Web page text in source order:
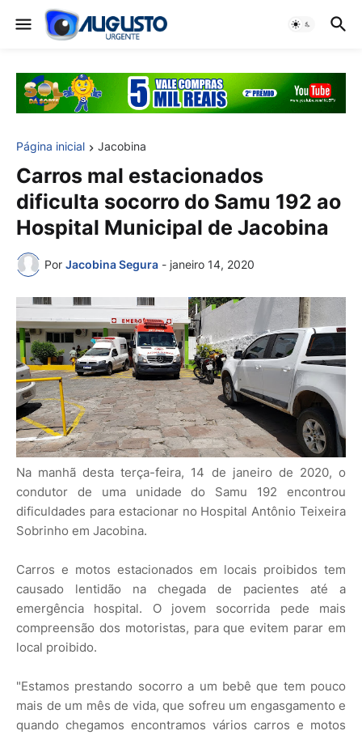
Página inicial Jacobina
Carros mal estacionados
dificulta socorro do Samu 192 ao
Hospital Municipal de Jacobina
Por Jacobina Segura - janeiro 14, 2020
Na manhã desta terça-feira, 14 de janeiro de 2020, o
condutor de uma unidade do Samu 192 encontrou
dificuldades para estacionar no Hospital Antônio Teixeira
Sobrinho em Jacobina.
Carros e motos estacionados em locais proibidos tem
causado lentidão na chegada de pacientes até a
emergência hospital. O jovem socorrida pede mais
compreensão dos motoristas, para que evitem parar em
local proibido.
"Estamos prestando socorro a um bebê que tem pouco
mais de um mês de vida, que sofreu um engasgamento e
quando chegamos encontramos vários carros e motos